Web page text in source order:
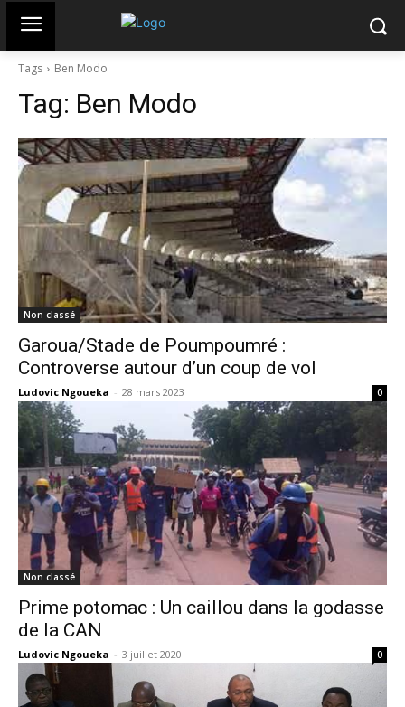
Tags Ben Modo
Tag: Ben Modo
Non classé
Garoua/Stade de Poumpoumré :
Controverse autour d’un coup de vol
Ludovic Ngoueka - 28 mars 2023 0
Non classé
Prime potomac : Un caillou dans la godasse
de la CAN
Ludovic Ngoueka - 3 juillet 2020 0